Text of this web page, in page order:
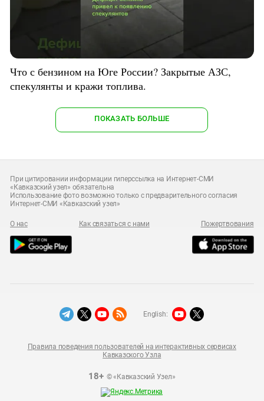
Что с бензином на Юге России? Закрытые АЗС,
спекулянты и кражи топлива.
ПОКАЗАТЬ БОЛЬШЕ
При цитировании информации гиперссылка на Интернет-СМИ
«Кавказский узел» обязательна
Использование фото возможно только с предварительного согласия
Интернет-СМИ «Кавказский узел»
О нас Как связаться с нами Пожертвования
18+© «Кавказский Узел»
Правила поведения пользователей на интерактивных сервисах
Кавказского Узла
English: